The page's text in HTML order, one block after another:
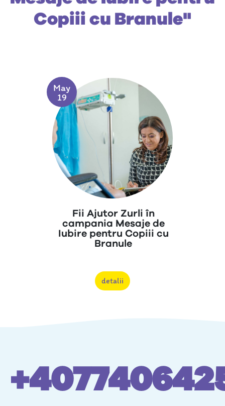
Copiii cu Branule"
May
19
Fii Ajutor Zurli în
campania Mesaje de
Iubire pentru Copiii cu
Branule
detalii